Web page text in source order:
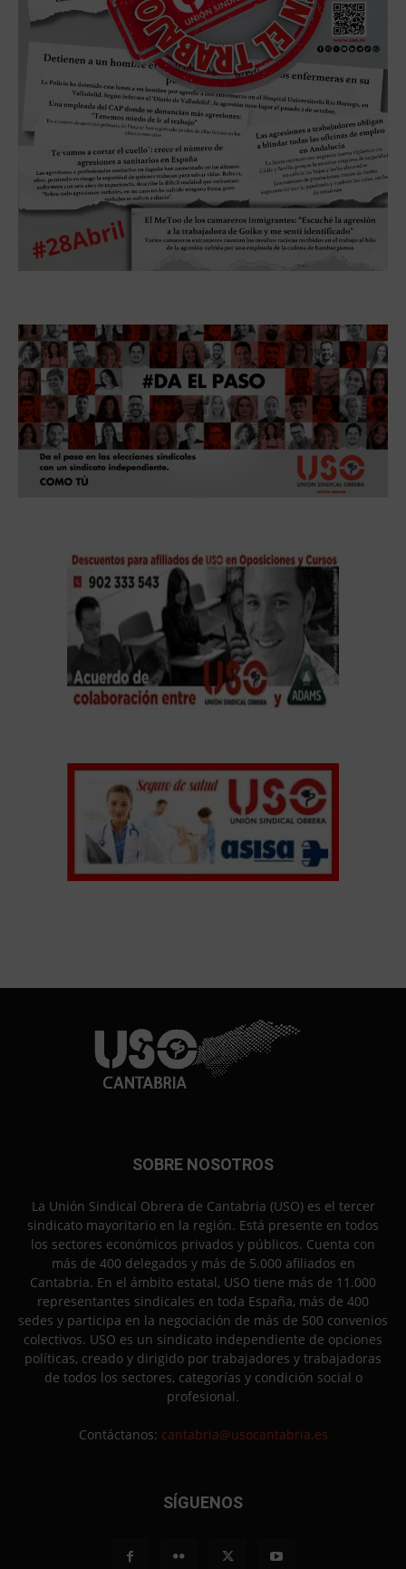
SOBRE NOSOTROS
La Unión Sindical Obrera de Cantabria (USO) es el tercer
sindicato mayoritario en la región. Está presente en todos
los sectores económicos privados y públicos. Cuenta con
más de 400 delegados y más de 5.000 afiliados en
Cantabria. En el ámbito estatal, USO tiene más de 11.000
representantes sindicales en toda España, más de 400
sedes y participa en la negociación de más de 500 convenios
colectivos. USO es un sindicato independiente de opciones
políticas, creado y dirigido por trabajadores y trabajadoras
de todos los sectores, categorías y condición social o
profesional.
Contáctanos: cantabria@usocantabria.es
SÍGUENOS